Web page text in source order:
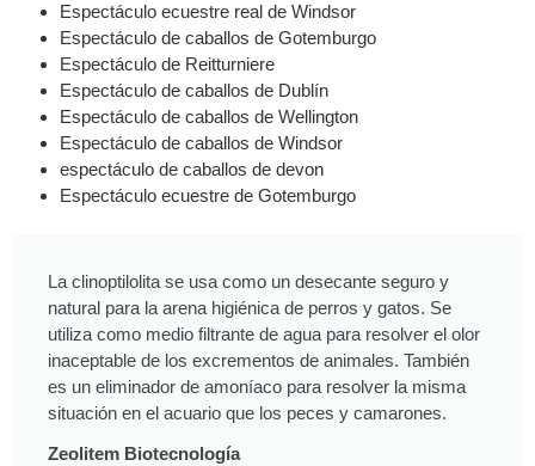
Espectáculo ecuestre real de Windsor
Espectáculo de caballos de Gotemburgo
Espectáculo de Reitturniere
Espectáculo de caballos de Dublín
Espectáculo de caballos de Wellington
Espectáculo de caballos de Windsor
espectáculo de caballos de devon
Espectáculo ecuestre de Gotemburgo
La clinoptilolita se usa como un desecante seguro y
natural para la arena higiénica de perros y gatos. Se
utiliza como medio filtrante de agua para resolver el olor
inaceptable de los excrementos de animales. También
es un eliminador de amoníaco para resolver la misma
situación en el acuario que los peces y camarones.
Zeolitem Biotecnología